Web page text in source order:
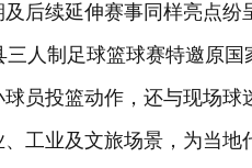
及后续延伸赛事同样亮点
三人制足球篮球赛特邀原
球员投篮动作，还与现场球
、工业及文旅场景，为当地